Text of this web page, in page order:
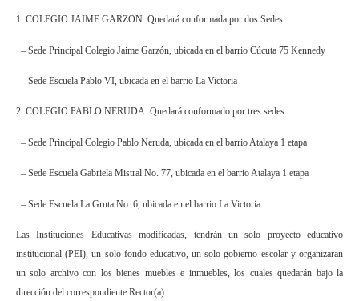
1. COLEGIO JAIME GARZON. Quedará conformada por dos Sedes:
– Sede Principal Colegio Jaime Garzón, ubicada en el barrio Cúcuta 75 Kennedy
– Sede Escuela Pablo VI, ubicada en el barrio La Victoria
2. COLEGIO PABLO NERUDA. Quedará conformado por tres sedes:
– Sede Principal Colegio Pablo Neruda, ubicada en el barrio Atalaya 1 etapa
– Sede Escuela Gabriela Mistral No. 77, ubicada en el barrio Atalaya 1 etapa
– Sede Escuela La Gruta No. 6, ubicada en el barrio La Victoria
Las Instituciones Educativas modificadas, tendrán un solo proyecto educativo
institucional (PEI), un solo fondo educativo, un solo gobierno escolar y organizaran
un solo archivo con los bienes muebles e inmuebles, los cuales quedarán bajo la
dirección del correspondiente Rector(a).